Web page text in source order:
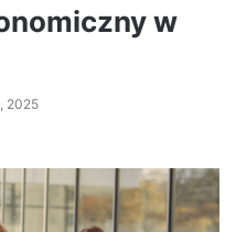
w
2025